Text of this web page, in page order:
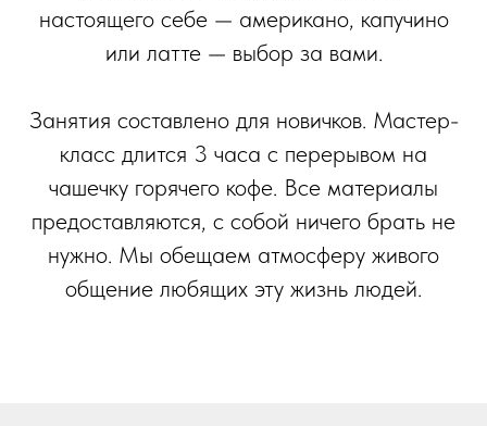
настоящего себе — американо, капучино
или латте — выбор за вами.
Занятия составлено для новичков. Мастер-
класс длится 3 часа с перерывом на
чашечку горячего кофе. Все материалы
предоставляются, с собой ничего брать не
нужно. Мы обещаем атмосферу живого
общение любящих эту жизнь людей.